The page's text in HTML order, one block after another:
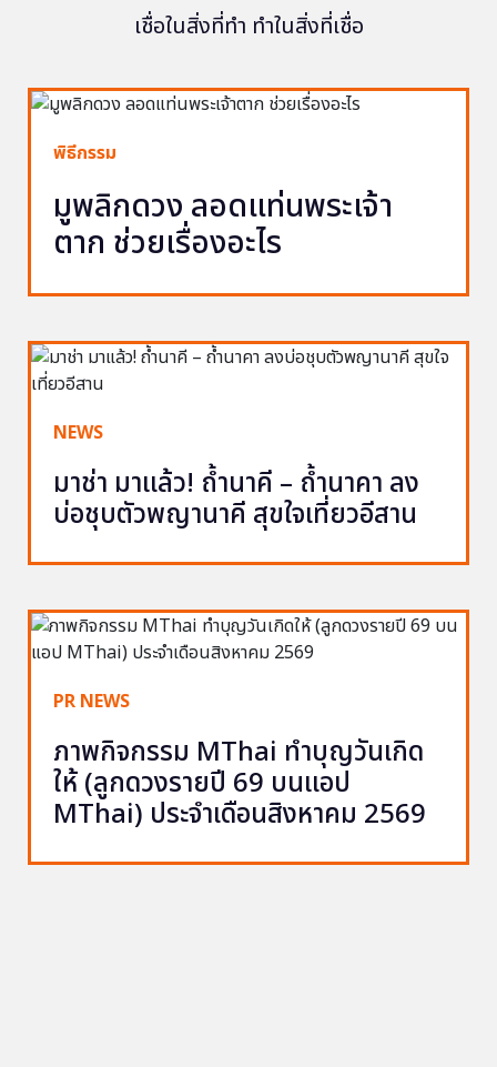
เชื่อในสิ่งที่ทำ ทำในสิ่งที่เชื่อ
พิธีกรรม
มูพลิกดวง ลอดแท่นพระเจ้า
ตาก ช่วยเรื่องอะไร
NEWS
มาช่า มาแล้ว! ถ้ำนาคี – ถ้ำนาคา ลง
บ่อชุบตัวพญานาคี สุขใจเที่ยวอีสาน
PR NEWS
ภาพกิจกรรม MThai ทำบุญวันเกิด
ให้ (ลูกดวงรายปี 69 บนแอป
MThai) ประจำเดือนสิงหาคม 2569